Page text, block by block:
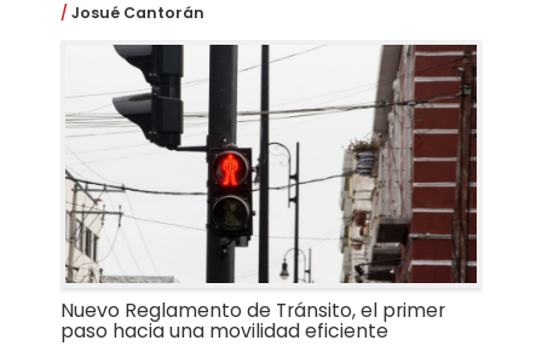
Josué Cantorán
Nuevo Reglamento de Tránsito, el primer
paso hacia una movilidad eficiente